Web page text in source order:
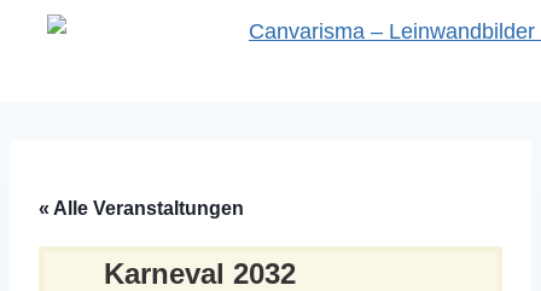
« Alle Veranstaltungen
Karneval 2032